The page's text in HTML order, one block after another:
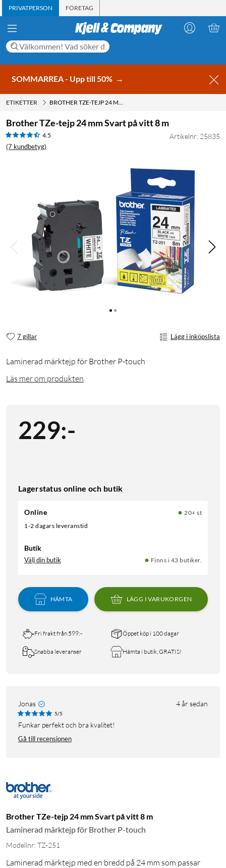
PRIVATPERSON FÖRETAG
SOMMARREA - Upp till 50% →
ETIKETTER BROTHER TZE-TEJP 24 MM SVART PÅ VITT 8 M
Brother TZe-tejp 24 mm Svart på vitt 8 m
4.5
(7 kundbetyg)
Artikelnr: 25835
7 gillar Lägg i inköpslista
Laminerad märktejp för Brother P-touch
Läs mer om produkten
229:-
Lagerstatus online och butik
Online
20+ st
1-2 dagars leveranstid
Butik
Välj din butik Finns i 43 butiker.
HÄMTA LÄGG I VARUKORGEN
Fri frakt från 599:- Öppet köp i 100 dagar
Snabba leveranser Hämta i butik, GRATIS!
Jonas 4 år sedan
5/5
Funkar perfekt och bra kvalitet!
Gå till recensionen
Brother TZe-tejp 24 mm Svart på vitt 8 m
Laminerad märktejp för Brother P-touch
Modellnr: TZ-251
Laminerad märktejp med en bredd på 24 mm som passar